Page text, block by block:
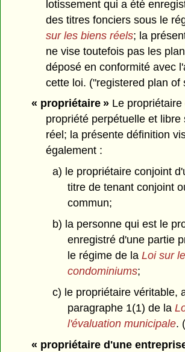
lotissement qui a été
des titres fonciers sous le
sur les biens réels; la
ne vise toutefois pas les
déposé en conformité avec
cette loi. ("registered plan of
« propriétaire »Le propriétaire
propriété perpétuelle et libre
réel; la présente définition
également :
a) le propriétaire conjoint
titre de tenant conjoint
commun;
b) la personne qui est le
enregistré d'une partie
le régime de la Loi sur
condominiums;
c) le propriétaire véritable,
paragraphe 1(1) de la
l'évaluation municipale.
« propriétaire d'une